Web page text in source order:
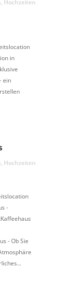
, Hochzeiten
in
ein
, Hochzeiten
-
- Ob Sie